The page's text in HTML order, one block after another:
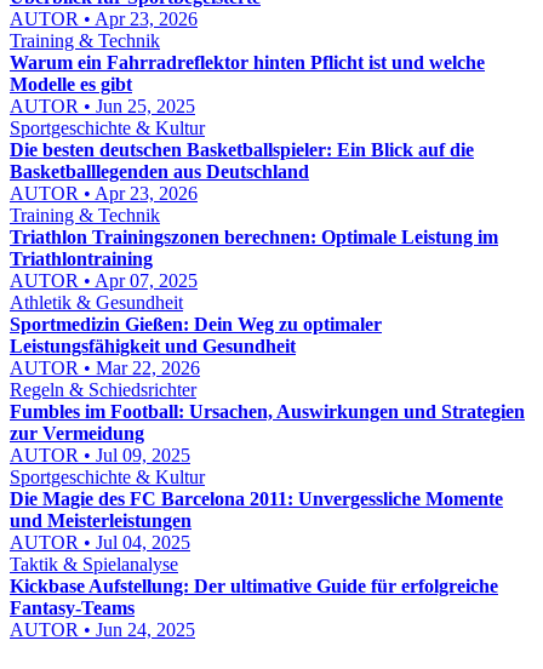
AUTOR • Apr 23, 2026
Training & Technik
Warum ein Fahrradreflektor hinten Pflicht ist und welche
Modelle es gibt
AUTOR • Jun 25, 2025
Sportgeschichte & Kultur
Die besten deutschen Basketballspieler: Ein Blick auf die
Basketballlegenden aus Deutschland
AUTOR • Apr 23, 2026
Training & Technik
Triathlon Trainingszonen berechnen: Optimale Leistung im
Triathlontraining
AUTOR • Apr 07, 2025
Athletik & Gesundheit
Sportmedizin Gießen: Dein Weg zu optimaler
Leistungsfähigkeit und Gesundheit
AUTOR • Mar 22, 2026
Regeln & Schiedsrichter
Fumbles im Football: Ursachen, Auswirkungen und Strategien
zur Vermeidung
AUTOR • Jul 09, 2025
Sportgeschichte & Kultur
Die Magie des FC Barcelona 2011: Unvergessliche Momente
und Meisterleistungen
AUTOR • Jul 04, 2025
Taktik & Spielanalyse
Kickbase Aufstellung: Der ultimative Guide für erfolgreiche
Fantasy-Teams
AUTOR • Jun 24, 2025